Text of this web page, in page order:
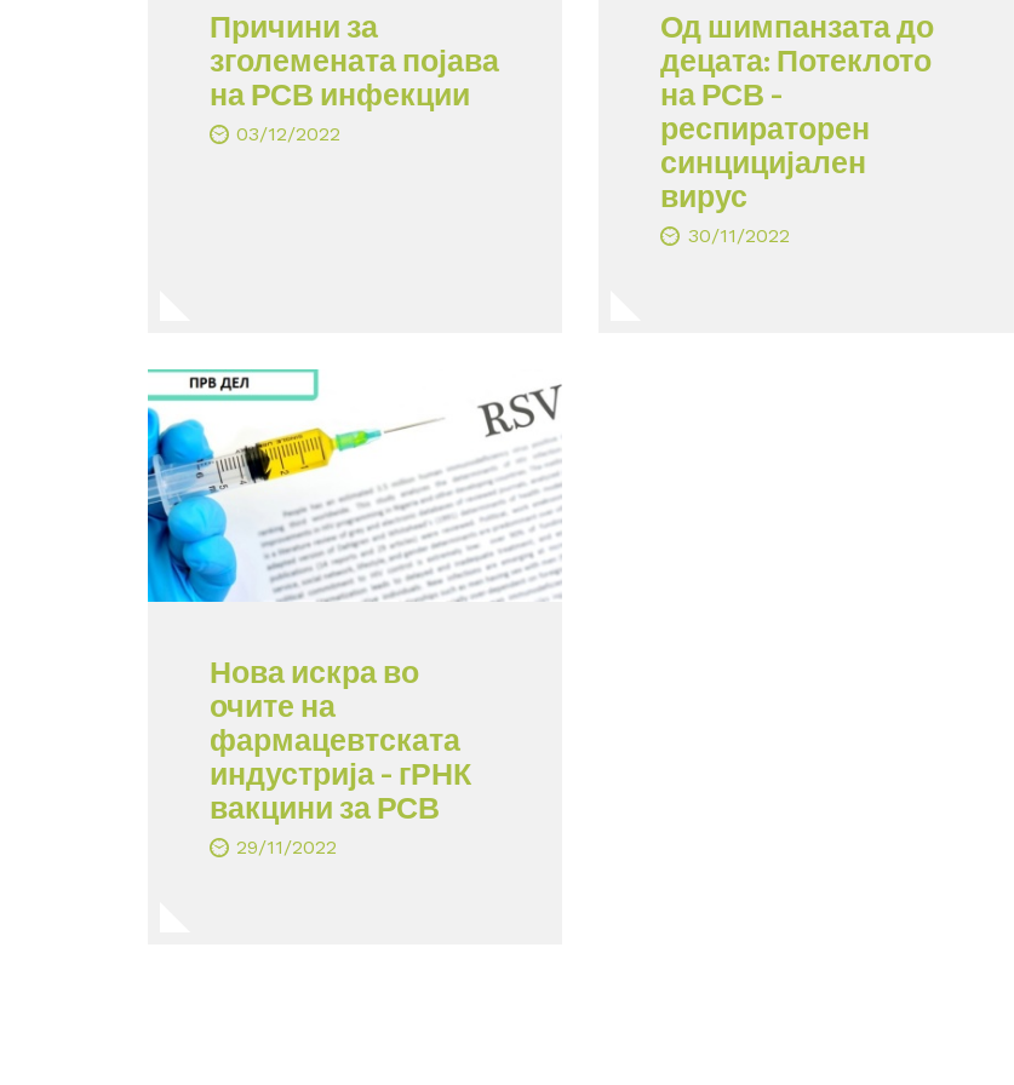
Причини за
зголемената појава
на РСВ инфекции
03/12/2022
Од шимпанзата до
децата: Потеклото
на РСВ –
респираторен
синцицијален
вирус
30/11/2022
Нова искра во
очите на
фармацевтската
индустрија – гРНК
вакцини за РСВ
29/11/2022